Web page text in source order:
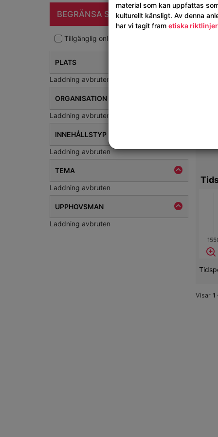
Visar 1
BEGRÄNSA SÖKNINGEN
checkbox_filter
Tillgänglig online
PLATS
Laddning avbruten
ORGANISATION
Laddning avbruten
INNEHÅLLSTYP
Laddning avbruten
TEMA
Laddning avbruten
UPPHOVSMAN
Laddning avbruten
material som kan uppfattas
kulturellt känsligt. Av denna
har vi tagit fram etiska riktlinjer